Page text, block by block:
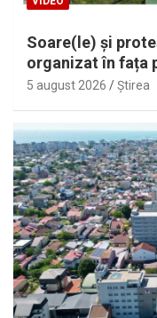
Soare(le) și
organizat în fața
5 august 2026 Ştirea